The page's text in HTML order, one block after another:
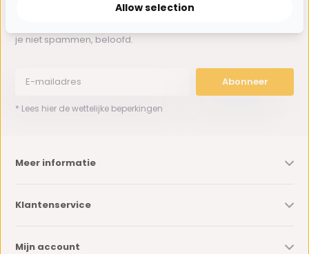
je niet spammen, beloofd.
Abonneer
* Lees hier de wettelijke beperkingen
Meer informatie
Klantenservice
Mijn account
Allow selection